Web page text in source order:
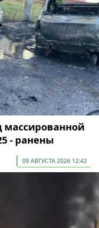
массированной
- ранены
09 АВГУСТА 2026 12:42